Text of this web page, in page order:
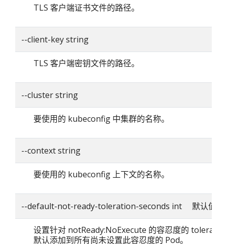
TLS 客户端证书文件的路径。
--client-key string
TLS 客户端密钥文件的路径。
--cluster string
要使用的 kubeconfig 中集群的名称。
--context string
要使用的 kubeconfig 上下文的名称。
--default-not-ready-toleration-seconds int 默认值：
设置针对 notReady:NoExecute 的容忍度的
默认添加到所有尚未设置此容忍度的 Pod。